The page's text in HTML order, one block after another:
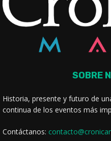
SOBRE
Historia, presente y futuro de
continua de los eventos más
Contáctanos: